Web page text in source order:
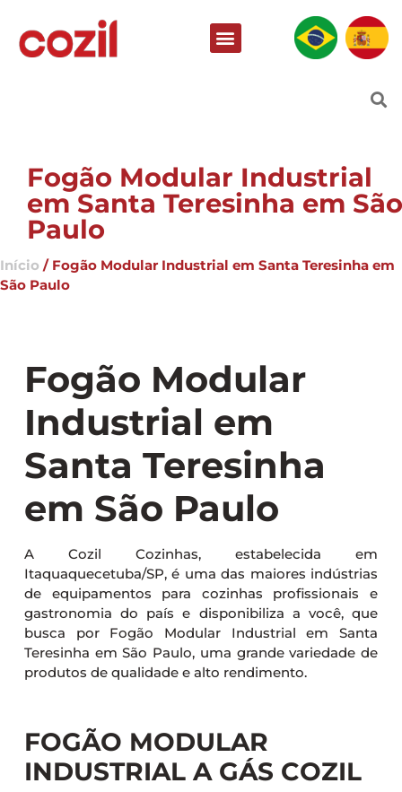
Fogão Modular Industrial
em Santa Teresinha em São
Paulo
Início / Fogão Modular Industrial em Santa Teresinha em
São Paulo
Fogão Modular
Industrial em
Santa Teresinha
em São Paulo
A Cozil Cozinhas, estabelecida em
Itaquaquecetuba/SP, é uma das maiores indústrias
de equipamentos para cozinhas profissionais e
gastronomia do país e disponibiliza a você, que
busca por Fogão Modular Industrial em Santa
Teresinha em São Paulo, uma grande variedade de
produtos de qualidade e alto rendimento.
FOGÃO MODULAR
INDUSTRIAL A GÁS COZIL